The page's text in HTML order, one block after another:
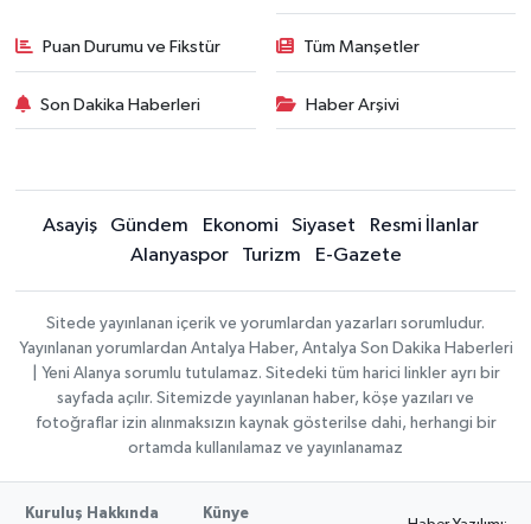
Puan Durumu ve Fikstür Tüm Manşetler
Son Dakika Haberleri Haber Arşivi
Asayiş Gündem Ekonomi Siyaset
Resmi İlanlar
Alanyaspor
Turizm E-Gazete
Sitede yayınlanan içerik ve yorumlardan yazarları sorumludur.
Yayınlanan yorumlardan Antalya Haber, Antalya Son Dakika Haberleri
| Yeni Alanya sorumlu tutulamaz. Sitedeki tüm harici linkler ayrı bir
sayfada açılır. Sitemizde yayınlanan haber, köşe yazıları ve
fotoğraflar izin alınmaksızın kaynak gösterilse dahi, herhangi bir
ortamda kullanılamaz ve yayınlanamaz
Kuruluş Hakkında Künye